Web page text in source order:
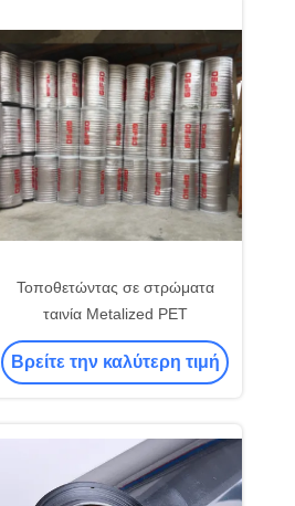
Τοποθετώντας σε στρώματα
ταινία Metalized PET
Βρείτε την καλύτερη τιμή